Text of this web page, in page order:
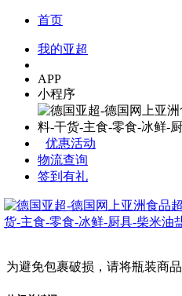
首页
我的亚超
APP
小程序
优惠活动
物流查询
签到有礼
为避免包裹破损，请将瓶装商